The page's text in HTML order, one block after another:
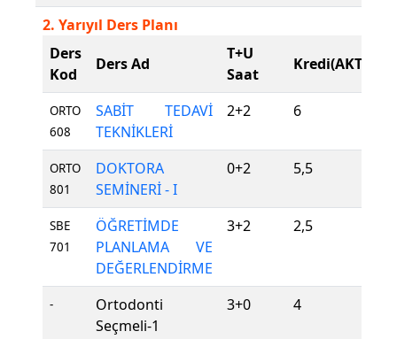
2. Yarıyıl Ders Planı
Ders
Kod
Ders Ad
T+U
Saat
Kredi(AKTS)
ORTO
608
SABİT TEDAVİ
TEKNİKLERİ
2+2 6
ORTO
801
DOKTORA
SEMİNERİ - I
0+2 5,5
SBE
701
ÖĞRETİMDE
PLANLAMA VE
DEĞERLENDİRME
3+2 2,5
-
Ortodonti
Seçmeli-1
3+0 4